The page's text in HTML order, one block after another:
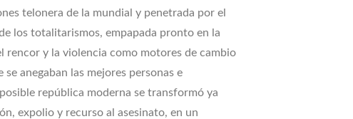
telonera de la mundial y penetrada por el
los totalitarismos, empapada pronto en la
rencor y la violencia como motores de cambio
se anegaban las mejores personas e
república moderna se transformó ya
expolio y recurso al asesinato, en un